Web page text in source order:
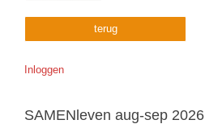
terug
Inloggen
SAMENleven aug-sep 2026